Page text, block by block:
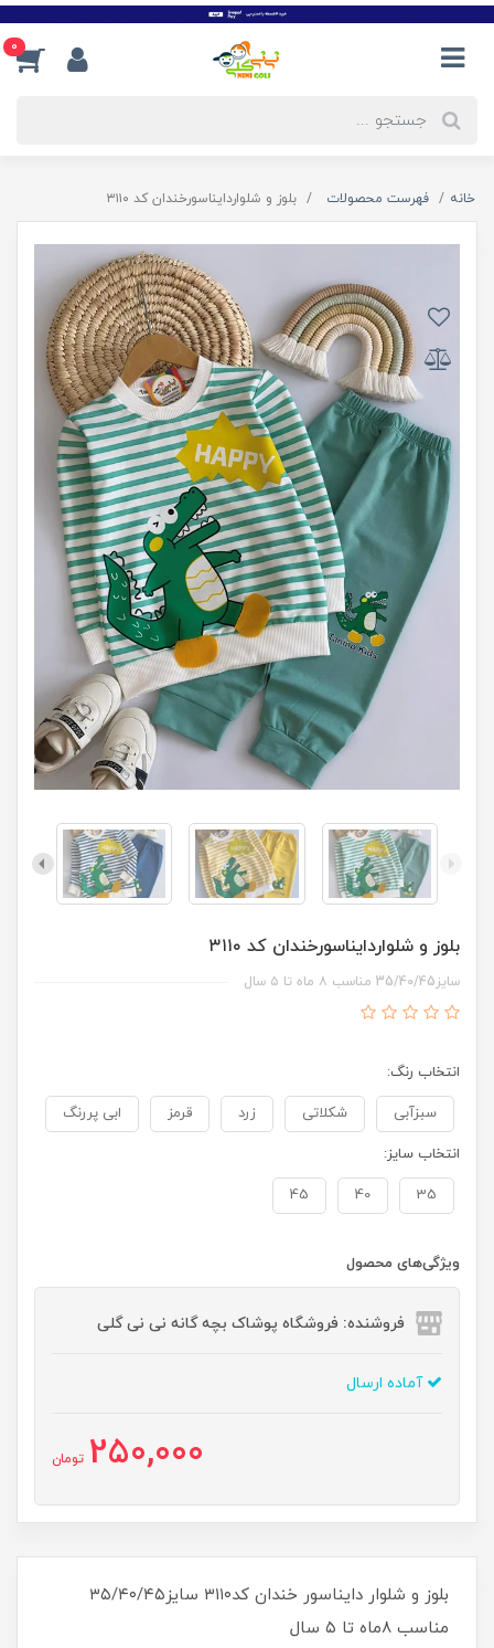
0
خانه فهرست محصولات بلوز و شلواردایناسورخندان کد ۳۱۱۰
بلوز و شلواردایناسورخندان کد ۳۱۱۰
سایز35/40/45 مناسب ۸ ماه تا ۵ سال
انتخاب رنگ:
سبزآبی شکلاتی زرد قرمز ابی پررنگ
انتخاب سایز:
35
40
45
ویژگی‌های محصول
فروشنده: فروشگاه پوشاک بچه گانه نی نی گلی
آماده ارسال
250,000 تومان
بلوز و شلوار دایناسور خندان کد۳۱۱۰ سایز۳۵/۴۰/۴۵
مناسب ۸ماه تا ۵ سال